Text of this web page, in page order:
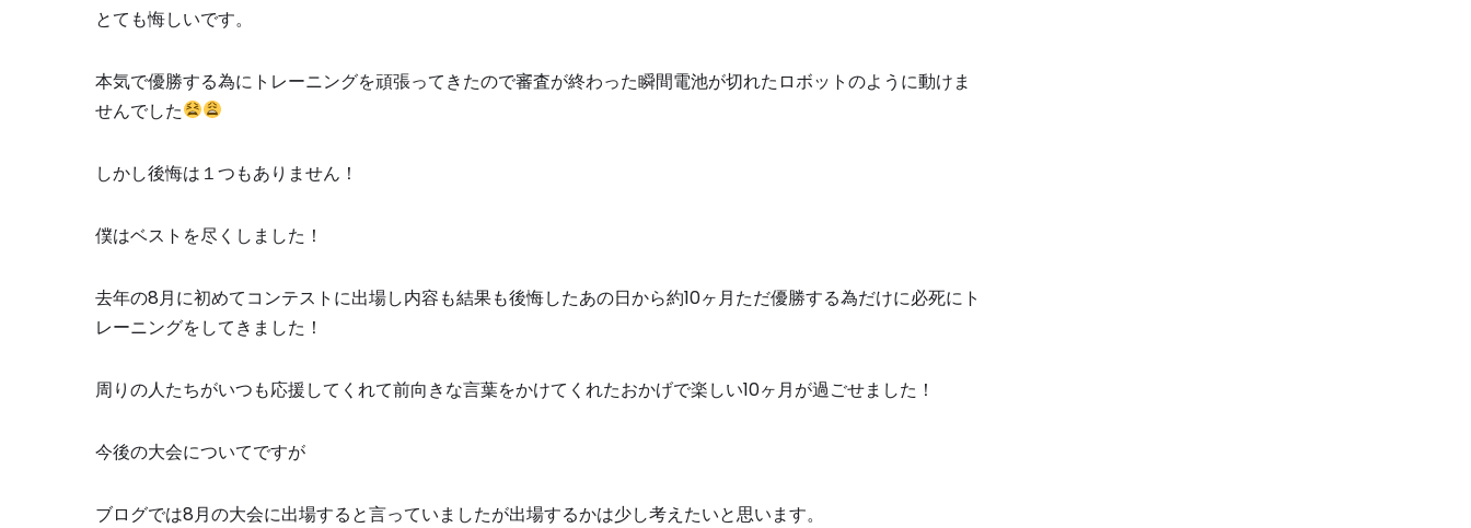
とても悔しいです。
本気で優勝する為にトレーニングを頑張ってきたので審査が終わった瞬間電池が切れたロボットのように動けま
せんでした
しかし後悔は１つもありません！
僕はベストを尽くしました！
去年の8月に初めてコンテストに出場し内容も結果も後悔したあの日から約10ヶ月ただ優勝する為だけに必死にト
レーニングをしてきました！
周りの人たちがいつも応援してくれて前向きな言葉をかけてくれたおかげで楽しい10ヶ月が過ごせました！
今後の大会についてですが
ブログでは8月の大会に出場すると言っていましたが出場するかは少し考えたいと思います。